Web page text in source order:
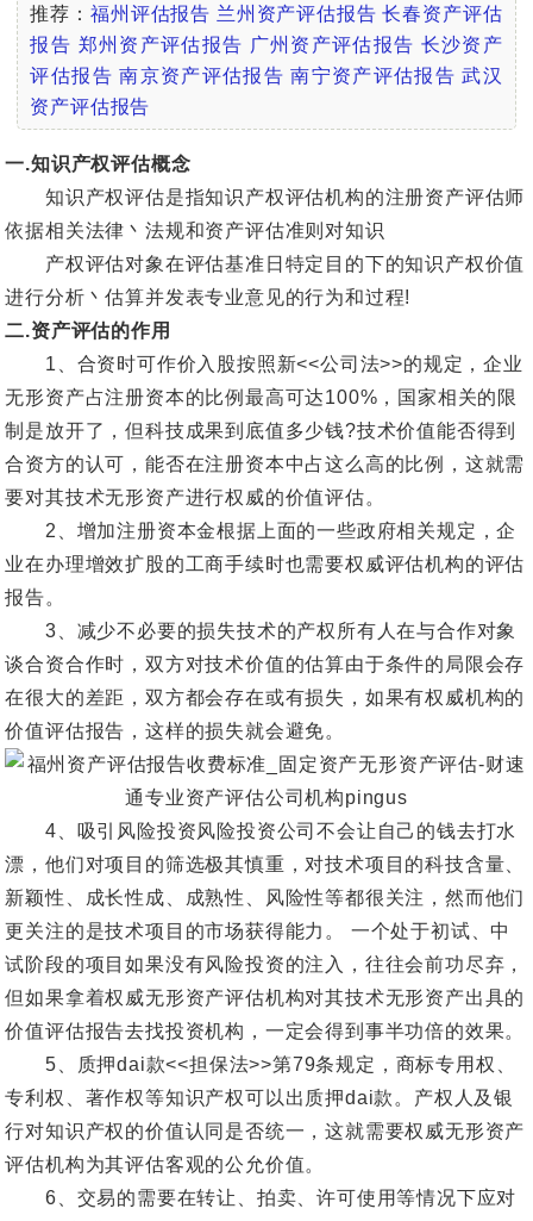
推荐：福州评估报告 兰州资产评估报告 长春资产评估
报告 郑州资产评估报告 广州资产评估报告 长沙资产
评估报告 南京资产评估报告 南宁资产评估报告 武汉
资产评估报告
一.知识产权评估概念
知识产权评估是指知识产权评估机构的注册资产评估师
依据相关法律丶法规和资产评估准则对知识
产权评估对象在评估基准日特定目的下的知识产权价值
进行分析丶估算并发表专业意见的行为和过程!
二.资产评估的作用
1、合资时可作价入股按照新<<公司法>>的规定，企业
无形资产占注册资本的比例最高可达100%，国家相关的限
制是放开了，但科技成果到底值多少钱?技术价值能否得到
合资方的认可，能否在注册资本中占这么高的比例，这就需
要对其技术无形资产进行权威的价值评估。
2、增加注册资本金根据上面的一些政府相关规定，企
业在办理增效扩股的工商手续时也需要权威评估机构的评估
报告。
3、减少不必要的损失技术的产权所有人在与合作对象
谈合资合作时，双方对技术价值的估算由于条件的局限会存
在很大的差距，双方都会存在或有损失，如果有权威机构的
价值评估报告，这样的损失就会避免。
4、吸引风险投资风险投资公司不会让自己的钱去打水
漂，他们对项目的筛选极其慎重，对技术项目的科技含量、
新颖性、成长性成、成熟性、风险性等都很关注，然而他们
更关注的是技术项目的市场获得能力。 一个处于初试、中
试阶段的项目如果没有风险投资的注入，往往会前功尽弃，
但如果拿着权威无形资产评估机构对其技术无形资产出具的
价值评估报告去找投资机构，一定会得到事半功倍的效果。
5、质押dai款<<担保法>>第79条规定，商标专用权、
专利权、著作权等知识产权可以出质押dai款。产权人及银
行对知识产权的价值认同是否统一，这就需要权威无形资产
评估机构为其评估客观的公允价值。
6、交易的需要在转让、拍卖、许可使用等情况下应对